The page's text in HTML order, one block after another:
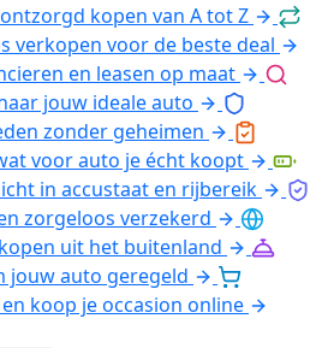
kopen van A tot Z
verkopen voor de beste deal
en leasen op maat
jouw ideale auto
zonder geheimen
voor auto je écht koopt
in accustaat en rijbereik
zorgeloos verzekerd
uit het buitenland
jouw auto geregeld
koop je occasion online